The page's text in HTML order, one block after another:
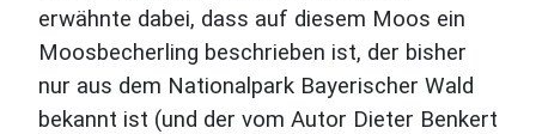
erwähnte dabei, dass auf diesem Moos ein
Moosbecherling beschrieben ist, der bisher
nur aus dem Nationalpark Bayerischer Wald
bekannt ist (und der vom Autor Dieter Benkert